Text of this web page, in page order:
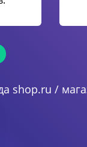
shop.ru /